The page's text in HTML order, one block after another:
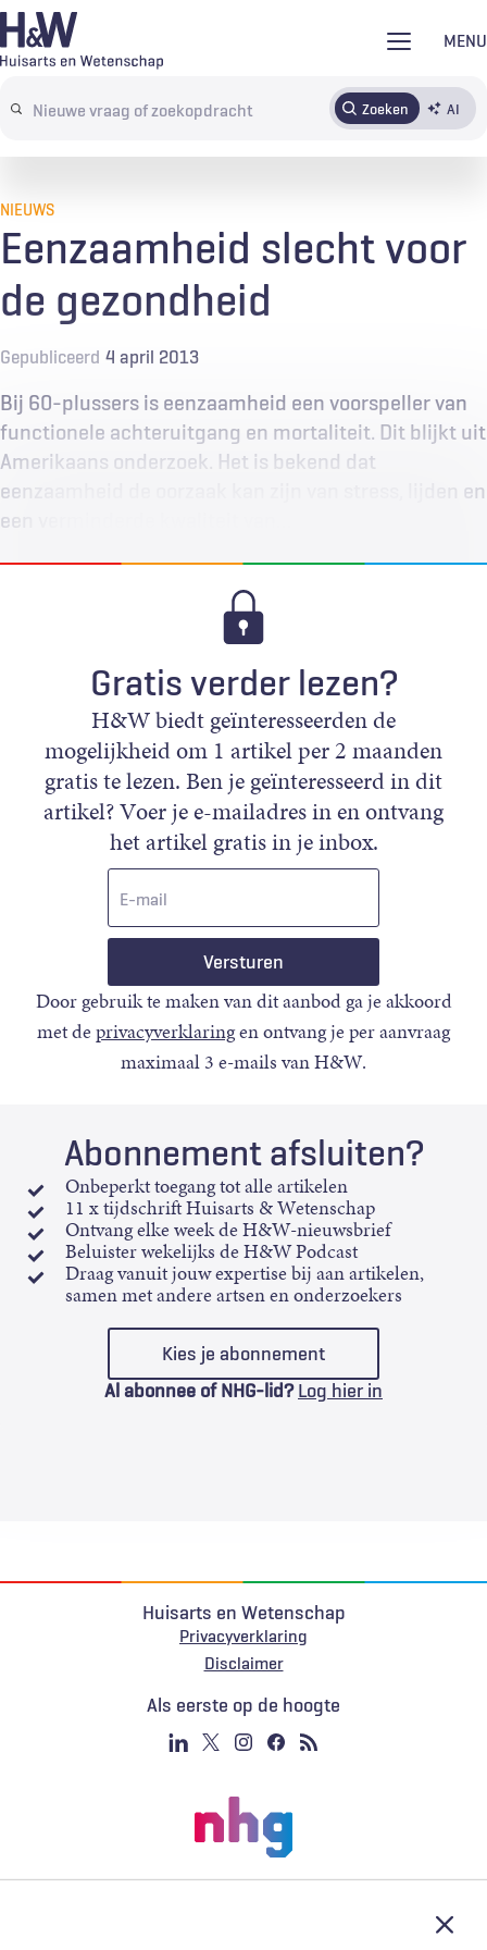
Overslaan
en
de
MENU
Search
terms
Zoeken AI
AbonnerenTijdschrift Inloggen
NIEUWS
Eenzaamheid slecht voor
de gezondheid
Gepubliceerd 4 april 2013
Bij 60-plussers is eenzaamheid een voorspeller van
functionele achteruitgang en mortaliteit. Dit blijkt uit
Amerikaans onderzoek. Het is bekend dat
eenzaamheid de oorzaak kan zijn van stress, lijden en
een verminderde kwaliteit van…
Gratis verder lezen?
H&W biedt geïnteresseerden de
mogelijkheid om 1 artikel per 2 maanden
gratis te lezen. Ben je geïnteresseerd in dit
artikel? Voer je e-mailadres in en ontvang
het artikel gratis in je inbox.
Door gebruik te maken van dit aanbod ga je akkoord
met deprivacyverklaringen ontvang je per aanvraag
maximaal 3 e-mails van H&W.
Abonnement afsluiten?
Onbeperkt toegang tot alle artikelen
11 x tijdschrift Huisarts & Wetenschap
Ontvang elke week de H&W-nieuwsbrief
Beluister wekelijks de H&W Podcast
Draag vanuit jouw expertise bij aan artikelen,
samen met andere artsen en onderzoekers
Kies je abonnement
Al abonnee of NHG-lid? Log hier in
Huisarts en Wetenschap
Privacyverklaring
Voet
Disclaimer
Als eerste op de hoogte